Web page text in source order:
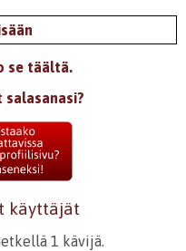
se täältä.
käyttäjät
1 kävijä.